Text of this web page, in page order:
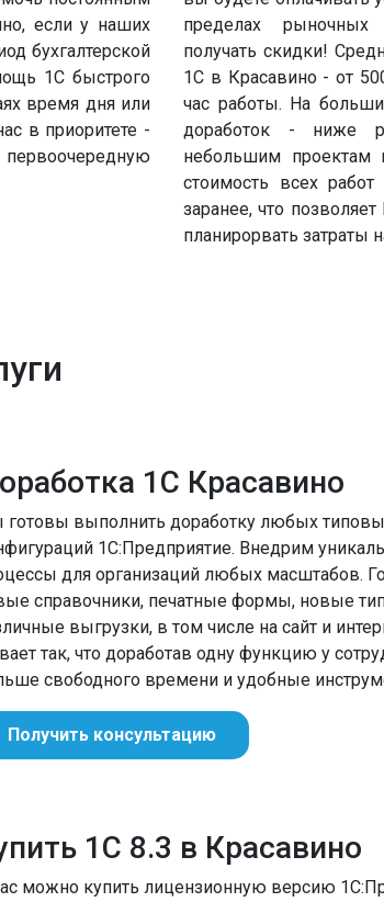
если у наших
бухгалтерской
1С быстрого
время дня или
в приоритете -
пределах
получать скидки!
1С в Красавино - от
час работы. На
доработок - ниже
небольшим проектам
стоимость всех
заранее, что
планирорвать затраты
1С Красавино
выполнить доработку любых
1С:Предприятие. Внедрим
для организаций любых масштабов.
справочники, печатные формы, новые
выгрузки, в том числе на сайт и
так, что доработав одну функцию у
свободного времени и удобные
Получить консультацию
1С 8.3 в Красавино
можно купить лицензионную версию